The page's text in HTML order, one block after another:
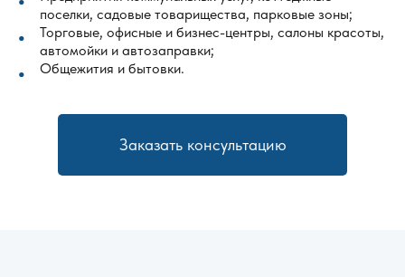
поселки, садовые товарищества, парковые зоны;
Торговые, офисные и бизнес-центры, салоны красоты,
автомойки и автозаправки;
Общежития и бытовки.
Заказать консультацию